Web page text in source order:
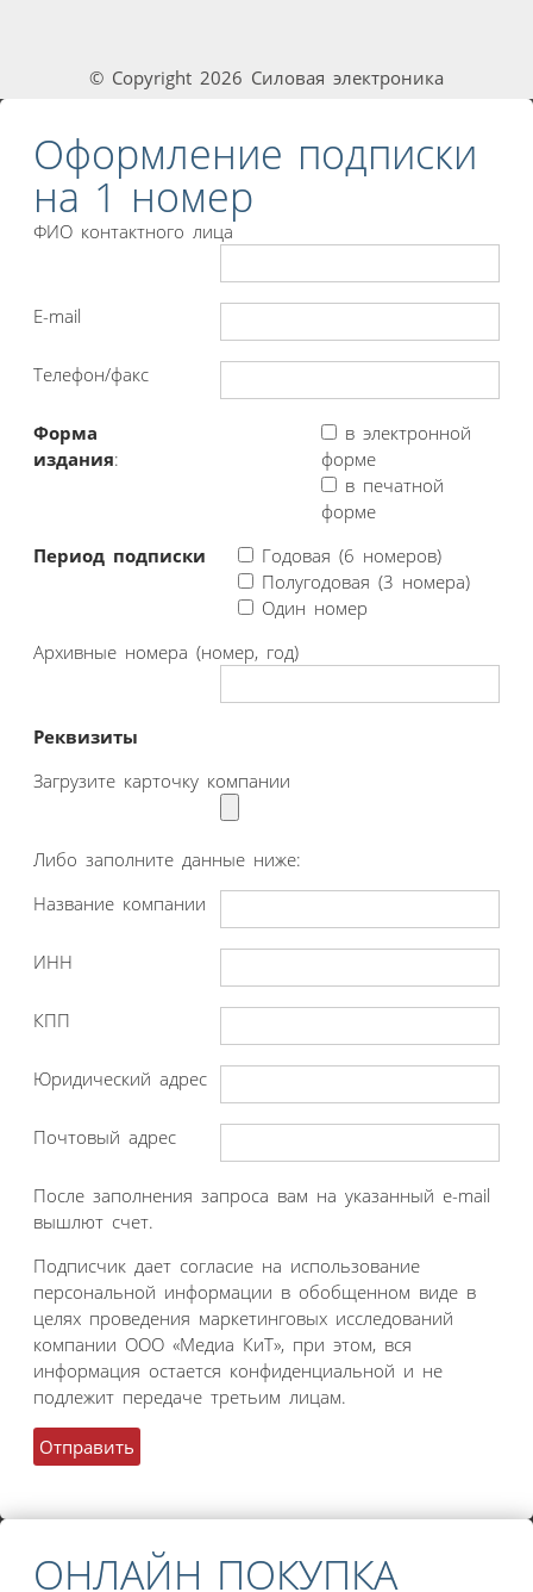
© Copyright 2026 Силовая электроника
Оформление подписки
на 1 номер
ФИО контактного лица
E-mail
Телефон/факс
Форма
издания:
в электронной
форме
в печатной
форме
Период подписки
Годовая (6 номеров)
Полугодовая (3 номера)
Один номер
Архивные номера (номер, год)
Реквизиты
Загрузите карточку компании
Либо заполните данные ниже:
Название компании
ИНН
КПП
Юридический адрес
Почтовый адрес
После заполнения запроса вам на указанный e-mail
вышлют счет.
Подписчик дает согласие на использование
персональной информации в обобщенном виде в
целях проведения маркетинговых исследований
компании ООО «Медиа КиТ», при этом, вся
информация остается конфиденциальной и не
подлежит передаче третьим лицам.
ОНЛАЙН ПОКУПКА